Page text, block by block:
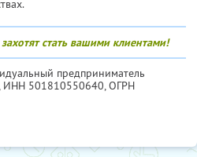
стать вашими клиентами!
предприниматель
ИНН 501810550640, ОГРН